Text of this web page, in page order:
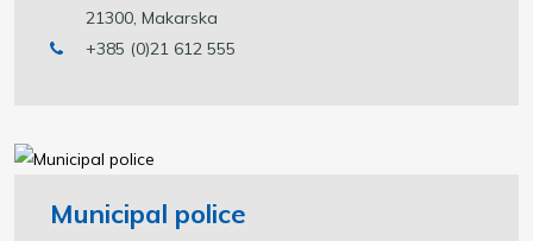
21300, Makarska
+385 (0)21 612 555
Municipal police